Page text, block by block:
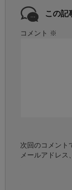
この記
コメント ※
次回のコメント
メールアドレス